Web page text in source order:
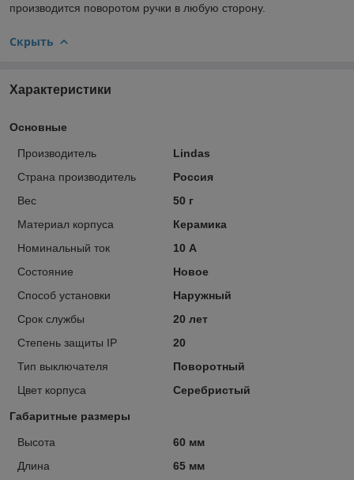
производится поворотом ручки в любую сторону.
Скрыть
Характеристики
Основные
Производитель
Lindas
Страна производитель
Россия
Вес
50 г
Материал корпуса
Керамика
Номинальный ток
10 А
Состояние
Новое
Способ установки
Наружный
Срок службы
20 лет
Степень защиты IP
20
Тип выключателя
Поворотный
Цвет корпуса
Серебристый
Габаритные размеры
Высота
60 мм
Длина
65 мм